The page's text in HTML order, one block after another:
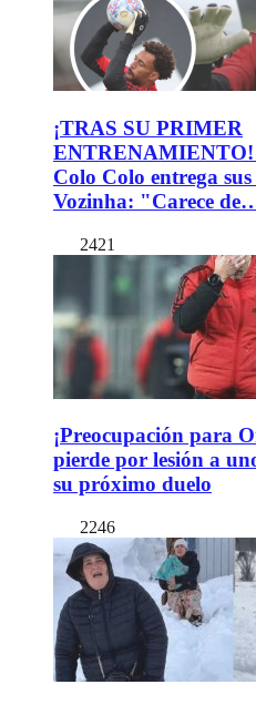
¡TRAS SU PRIMER
ENTRENAMIENTO!
Colo Colo entrega sus
Vozinha: "Carece
2421
¡Preocupación para
pierde por lesión a
su próximo duelo
2246